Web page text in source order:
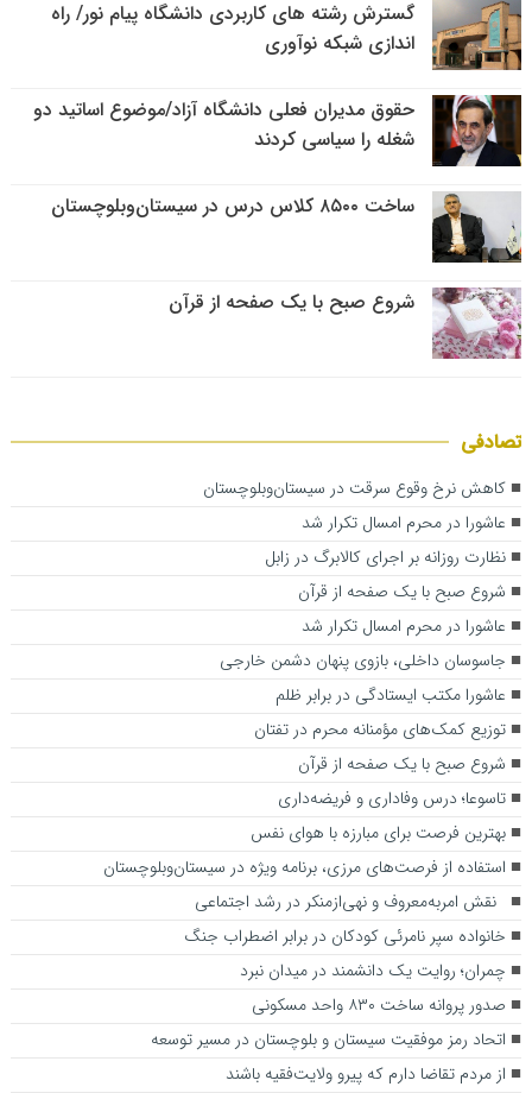
گسترش رشته های کاربردی دانشگاه پیام نور/ راه
اندازی شبکه نوآوری
حقوق مدیران فعلی دانشگاه آزاد/موضوع اساتید دو
شغله را سیاسی کردند
ساخت ۸۵۰۰ کلاس درس در سیستان‌وبلوچستان
شروع صبح با یک صفحه از قرآن
تصادفی
کاهش نرخ وقوع سرقت در سیستان‌وبلوچستان
عاشورا در محرم امسال تکرار شد
نظارت روزانه بر اجرای کالابرگ در زابل
شروع صبح با یک صفحه از قرآن
عاشورا در محرم امسال تکرار شد
جاسوسان داخلی، بازوی پنهان دشمن خارجی
عاشورا مکتب ایستادگی در برابر ظلم
توزیع کمک‌های مؤمنانه محرم در تفتان
شروع صبح با یک صفحه از قرآن
تاسوعا؛ درس وفاداری و فریضه‌داری
بهترین فرصت برای مبارزه با هوای نفس
استفاده از فرصت‌های مرزی، برنامه‌ ویژه در سیستان‌وبلوچستان
نقش امربه‌معروف و نهی‌ازمنکر در رشد اجتماعی
خانواده سپر نامرئی کودکان در برابر اضطراب جنگ
چمران؛ روایت یک دانشمند در میدان نبرد
صدور پروانه ساخت ۸۳۰ واحد مسکونی
اتحاد رمز موفقیت سیستان و بلوچستان در مسیر توسعه
از مردم تقاضا دارم که پیرو ولایت‌فقیه باشند